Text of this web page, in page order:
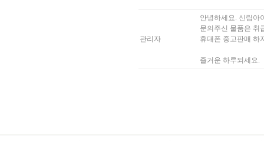
관리자
안녕하세요. 신림아
문의주신 물품은 취
휴대폰 중고판매 하
즐거운 하루되세요.